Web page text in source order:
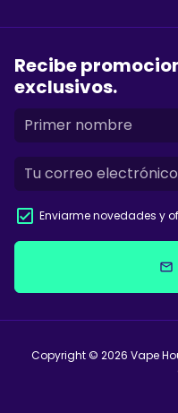
Recibe
exclusivos.
Enviarme novedades y
email
Copyright © 2026 Vape